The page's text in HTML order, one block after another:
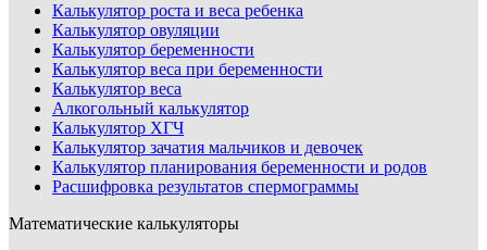
Калькулятор роста и веса ребенка
Калькулятор овуляции
Калькулятор беременности
Калькулятор веса при беременности
Калькулятор веса
Алкогольный калькулятор
Калькулятор ХГЧ
Калькулятор зачатия мальчиков и девочек
Калькулятор планирования беременности и родов
Расшифровка результатов спермограммы
Математические калькуляторы